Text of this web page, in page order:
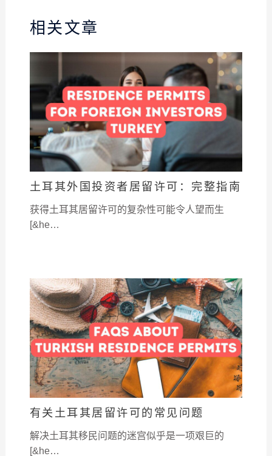
相关文章
土耳其外国投资者居留许可：完整指南
获得土耳其居留许可的复杂性可能令人望而生
[&he…
有关土耳其居留许可的常见问题
解决土耳其移民问题的迷宫似乎是一项艰巨的
[&he…